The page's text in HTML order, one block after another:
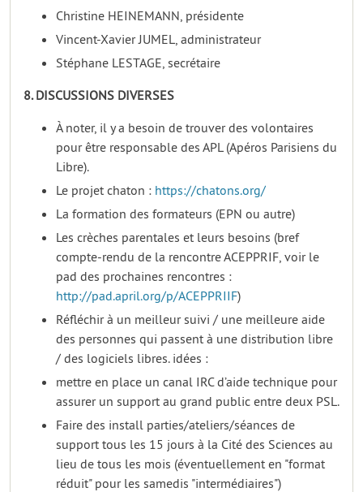
Christine HEINEMANN, présidente
Vincent-Xavier JUMEL, administrateur
Stéphane LESTAGE, secrétaire
8. DISCUSSIONS DIVERSES
À noter, il y a besoin de trouver des volontaires
pour être responsable des APL (Apéros Parisiens du
Libre).
Le projet chaton : https://chatons.org/
La formation des formateurs (EPN ou autre)
Les crèches parentales et leurs besoins (bref
compte-rendu de la rencontre ACEPPRIF, voir le
pad des prochaines rencontres :
http://pad.april.org/p/ACEPPRIIF)
Réfléchir à un meilleur suivi / une meilleure aide
des personnes qui passent à une distribution libre
/ des logiciels libres. idées :
mettre en place un canal IRC d’aide technique pour
assurer un support au grand public entre deux PSL.
Faire des install parties/ateliers/séances de
support tous les 15 jours à la Cité des Sciences au
lieu de tous les mois (éventuellement en "format
réduit" pour les samedis "intermédiaires")